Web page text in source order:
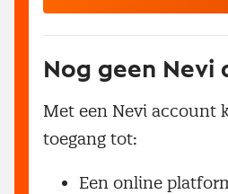
Nog geen Nevi
Met een Nevi account
toegang tot:
Een online